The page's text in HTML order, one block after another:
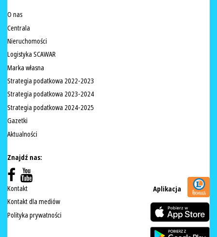
O nas
Centrala
Nieruchomości
Logistyka SCAWAR
Marka własna
Strategia podatkowa 2022-2023
Strategia podatkowa 2023-2024
Strategia podatkowa 2024-2025
Gazetki
Aktualności
Znajdź nas:
Kontakt
Kontakt dla mediów
Polityka prywatności
Aplikacja